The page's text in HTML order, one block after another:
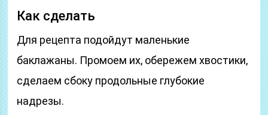
Как сделать
Для рецепта подойдут маленькие
баклажаны. Промоем их, обережем хвостики,
сделаем сбоку продольные глубокие
надрезы.